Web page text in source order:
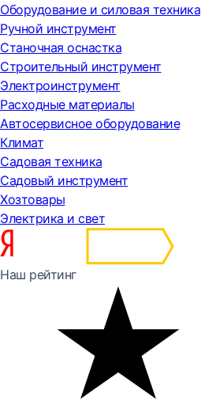
Оборудование и силовая техника
Ручной инструмент
Станочная оснастка
Строительный инструмент
Электроинструмент
Расходные материалы
Автосервисное оборудование
Климат
Садовая техника
Садовый инструмент
Хозтовары
Электрика и свет
Наш рейтинг